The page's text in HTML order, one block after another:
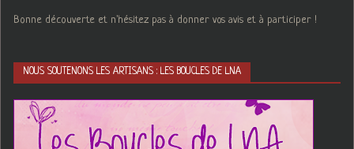
Bonne découverte et n'hésitez pas à donner vos avis et à participer !
NOUS SOUTENONS LES ARTISANS : LES BOUCLES DE LNA